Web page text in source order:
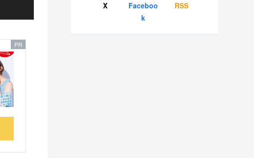
X
Faceboo
k
RSS